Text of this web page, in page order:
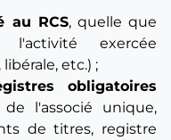
au RCS, quelle que
exercée
etc.) ;
obligatoires
l'associé unique,
de titres, registre